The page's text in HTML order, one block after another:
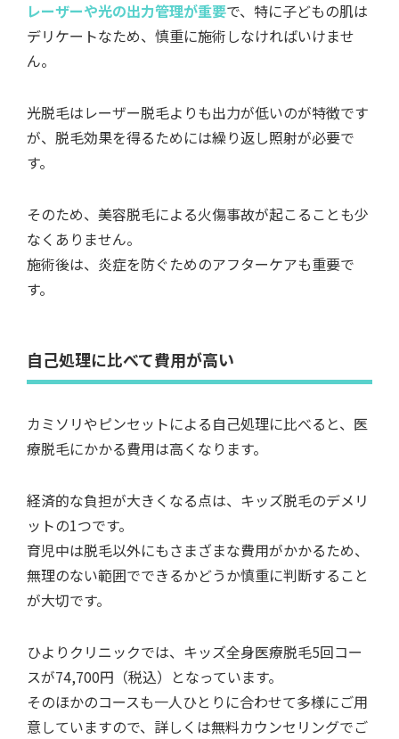
レーザーや光の出力管理が重要で、特に子どもの肌は
デリケートなため、慎重に施術しなければいけませ
ん。
光脱毛はレーザー脱毛よりも出力が低いのが特徴です
が、脱毛効果を得るためには繰り返し照射が必要で
す。
そのため、美容脱毛による火傷事故が起こることも少
なくありません。
施術後は、炎症を防ぐためのアフターケアも重要で
す。
自己処理に比べて費用が高い
カミソリやピンセットによる自己処理に比べると、医
療脱毛にかかる費用は高くなります。
経済的な負担が大きくなる点は、キッズ脱毛のデメリ
ットの1つです。
育児中は脱毛以外にもさまざまな費用がかかるため、
無理のない範囲でできるかどうか慎重に判断すること
が大切です。
ひよりクリニックでは、キッズ全身医療脱毛5回コー
スが74,700円（税込）となっています。
そのほかのコースも一人ひとりに合わせて多様にご用
意していますので、詳しくは無料カウンセリングでご